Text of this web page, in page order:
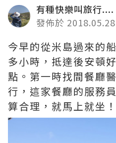
有種快樂叫旅行....
發佈於 2018.05.28
今早的從米島過來的
多小時，抵達後安頓
點。第一時找間餐廳
行，這家餐廳的服務
算合理，就馬上就坐！